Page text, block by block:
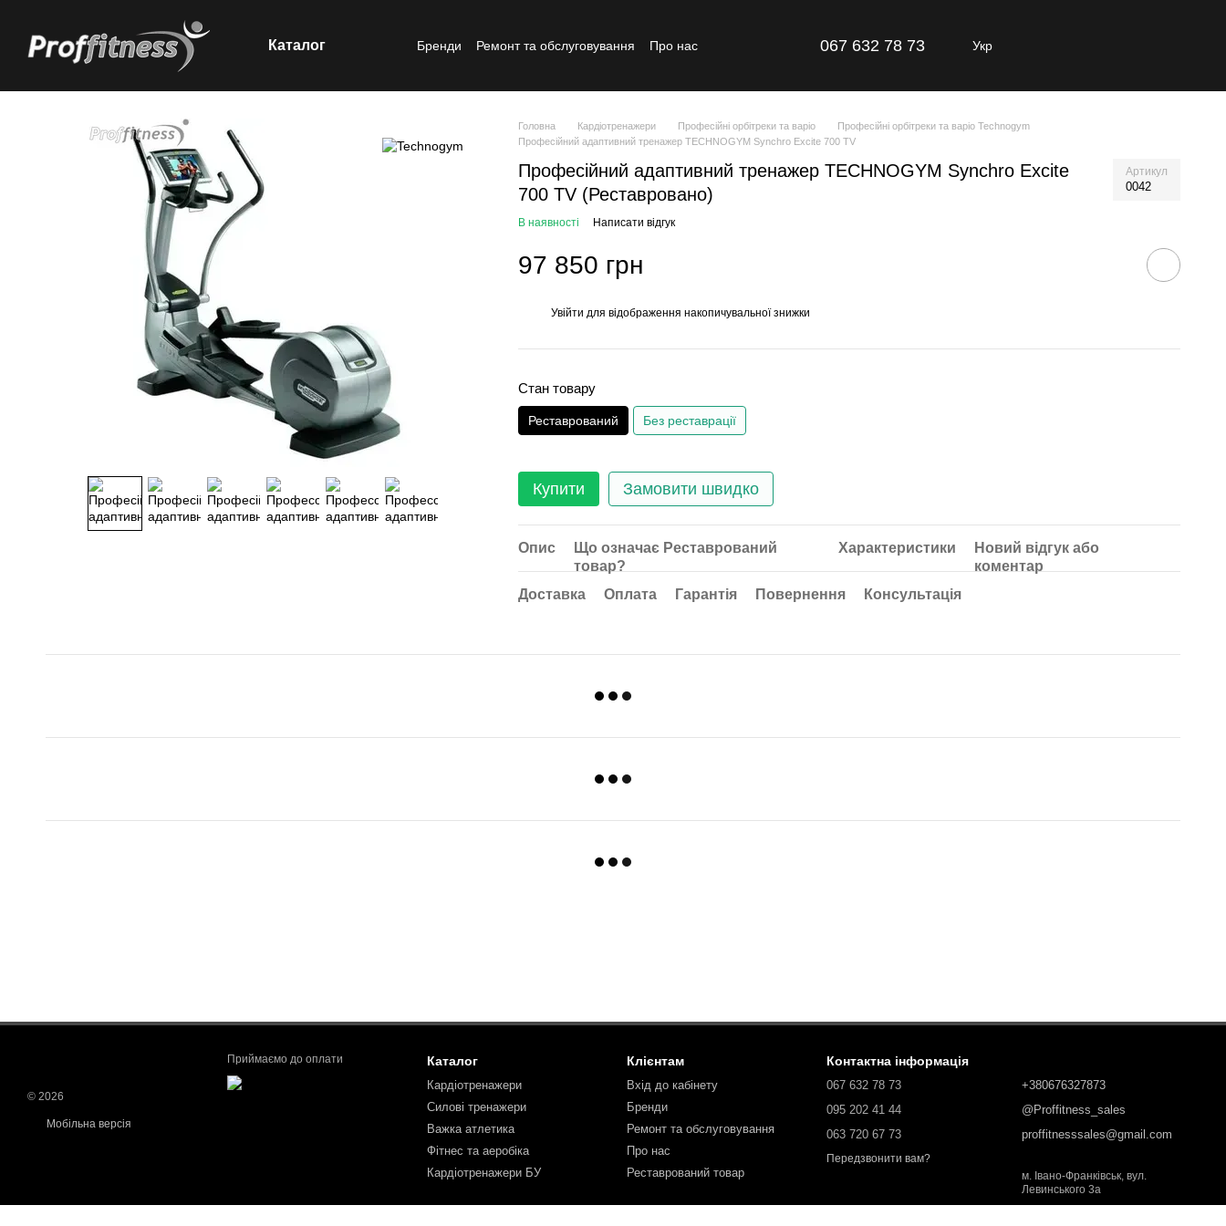
Каталог Бренди Ремонт та обслуговування
Про нас
067 632 78 73 Укр
Головна Кардіотренажери Професійні орбітреки та варіо
Професійні орбітреки та варіо Technogym
Професійний адаптивний тренажер TECHNOGYM Synchro Excite 700 TV
Професійний адаптивний тренажер TECHNOGYM Synchro Excite
700 TV (Реставровано)
Артикул
0042
В наявності Написати відгук
97 850 грн
Увійти для відображення накопичувальної знижки
Стан товару
Реставрований Без реставрації
Купити Замовити швидко
Опис
Що означає Реставрований
товар?
Характеристики
Новий відгук або
коментар
Доставка
Оплата Гарантія Повернення Консультація
© 2026
Мобільна версія
Приймаємо до оплати Каталог
Кардіотренажери
Силові тренажери
Важка атлетика
Фітнес та аеробіка
Кардіотренажери БУ
Клієнтам
Вхід до кабінету
Бренди
Ремонт та обслуговування
Про нас
Реставрований товар
Контактна інформація
067 632 78 73
095 202 41 44
063 720 67 73
Передзвонити вам?
+380676327873
@Proffitness_sales
proffitnesssales@gmail.com
м. Івано-Франківськ, вул.
Левинського 3а